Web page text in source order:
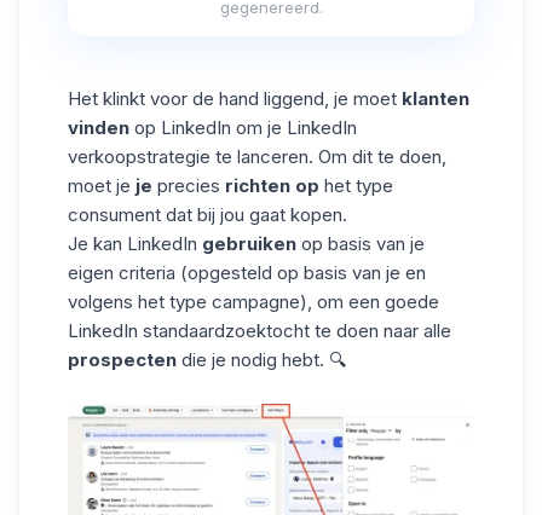
gegenereerd.
Het klinkt voor de hand liggend, je moet klanten
vinden op LinkedIn om je LinkedIn
verkoopstrategie te lanceren. Om dit te doen,
moet je je precies richten op het type
consument dat bij jou gaat kopen.
Je kan LinkedIn gebruiken op basis van je
eigen criteria (opgesteld op basis van je en
volgens het type campagne), om een goede
LinkedIn standaardzoektocht te doen naar alle
prospecten die je nodig hebt. 🔍